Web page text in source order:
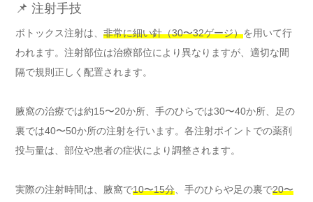
📌 注射手技
ボトックス注射は、 非常に細い針（30〜32ゲージ）を用いて行
われます。注射部位は治療部位により異なりますが、適切な間
隔で規則正しく配置されます。
腋窩の治療では約15〜20か所、手のひらでは30〜40か所、足の
裏では40〜50か所の注射を行います。各注射ポイントでの薬剤
投与量は、部位や患者の症状により調整されます。
実際の注射時間は、腋窩で10〜15分 、手のひらや足の裏で20〜